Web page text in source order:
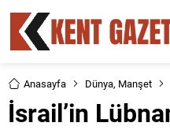
Anasayfa Dünya, Manşet
İsrail’in